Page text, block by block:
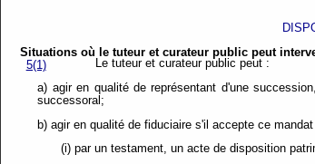
Situations où le tuteur et curateur public peut
5(1)
Le tuteur et curateur public peut :
a) agir en qualité de représentant d'une
successoral;
b) agir en qualité de fiduciaire s'il accepte ce
(i) par un testament, un acte de disposition